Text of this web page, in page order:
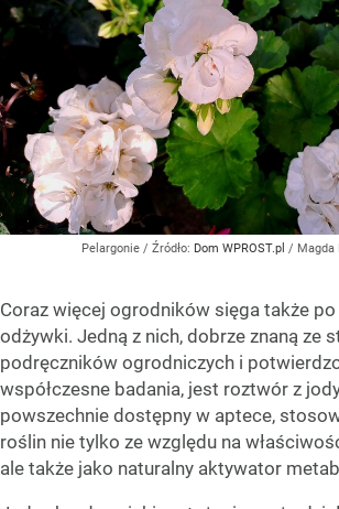
Pelargonie / Źródło: Dom WPROST.pl / Magda
Coraz więcej ogrodników sięga także
odżywki. Jedną z nich, dobrze znaną ze
podręczników ogrodniczych i
współczesne badania, jest roztwór z
powszechnie dostępny w aptece,
roślin nie tylko ze względu na
ale także jako naturalny aktywator